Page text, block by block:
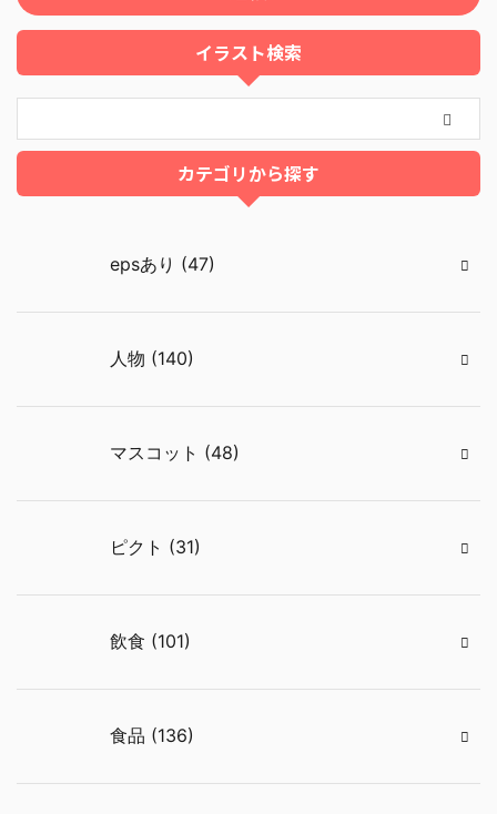
イラスト検索
カテゴリから探す
epsあり (47)
人物 (140)
マスコット (48)
ピクト (31)
飲食 (101)
食品 (136)